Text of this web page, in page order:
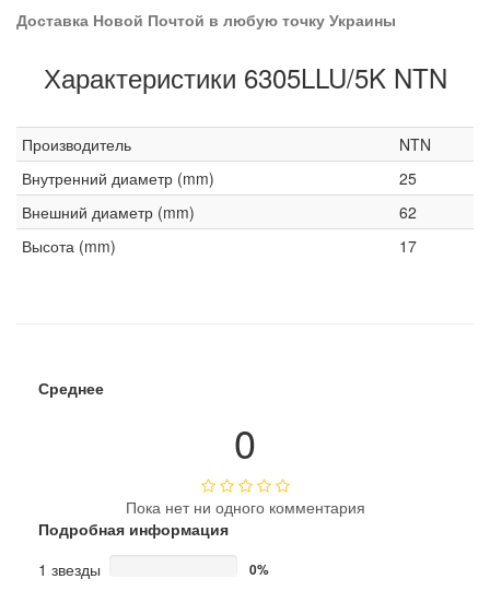
Доставка Новой Почтой в любую точку Украины
Характеристики 6305LLU/5K NTN
Производитель
NTN
Внутренний диаметр (mm)
25
Внешний диаметр (mm)
62
Высота (mm)
17
Среднее
0
Пока нет ни одного комментария
Подробная информация
1 звезды
0%